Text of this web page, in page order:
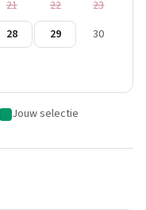
21 22
23
28 29
30
Jouw selectie